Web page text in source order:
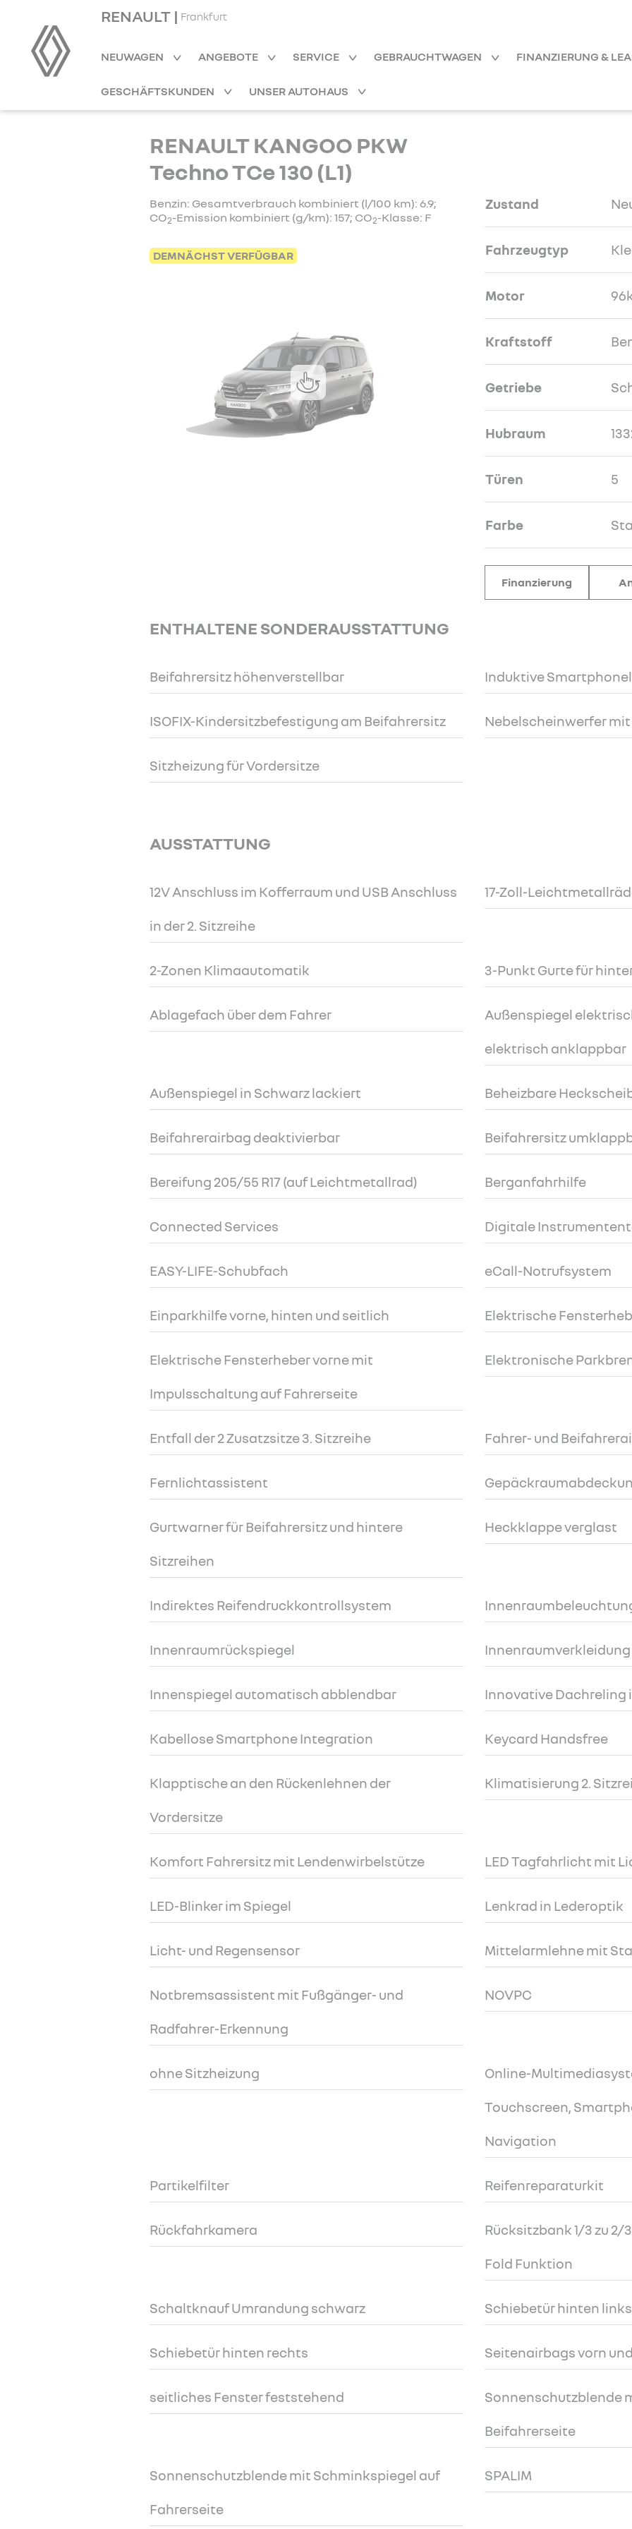
RENAULT | Frankfurt
NEUWAGEN ANGEBOTE SERVICE GEBRAUCHTWAGEN FINANZIERUNG &
GESCHÄFTSKUNDEN UNSER AUTOHAUS
RENAULT KANGOO PKW
Techno TCe 130 (L1)
Benzin: Gesamtverbrauch kombiniert (l/100 km): 6.9;
CO2-Emission kombiniert (g/km): 157; CO2-Klasse: F
DEMNÄCHST VERFÜGBAR
Zustand
Fahrzeugtyp
Motor
Kraftstoff
Getriebe
Hubraum
Türen 5
Farbe
Finanzierung
ENTHALTENE SONDERAUSSTATTUNG
Beifahrersitz höhenverstellbar Induktive
ISOFIX-Kindersitzbefestigung am Beifahrersitz Nebelscheinwerfer
Sitzheizung für Vordersitze
AUSSTATTUNG
12V Anschluss im Kofferraum und USB Anschluss
in der 2. Sitzreihe
17-Zoll-
2-Zonen Klimaautomatik 3-Punkt Gurte für
Ablagefach über dem Fahrer Außenspiegel
elektrisch anklappbar
Außenspiegel in Schwarz lackiert Beheizbare
Beifahrerairbag deaktivierbar Beifahrersitz
Bereifung 205/55 R17 (auf Leichtmetallrad) Berganfahrhilfe
Connected Services Digitale
EASY-LIFE-Schubfach eCall-Notrufsystem
Einparkhilfe vorne, hinten und seitlich Elektrische
Elektrische Fensterheber vorne mit
Impulsschaltung auf Fahrerseite
Elektronische
Entfall der 2 Zusatzsitze 3. Sitzreihe Fahrer- und
Fernlichtassistent
Gurtwarner für Beifahrersitz und hintere
Sitzreihen
Heckklappe verglast
Indirektes Reifendruckkontrollsystem
Innenraumrückspiegel
Innenspiegel automatisch abblendbar Innovative Dachreling
Kabellose Smartphone Integration Keycard Handsfree
Klapptische an den Rückenlehnen der
Vordersitze
Klimatisierung 2.
Komfort Fahrersitz mit Lendenwirbelstütze LED Tagfahrlicht mit
LED-Blinker im Spiegel Lenkrad in Lederoptik
Licht- und Regensensor Mittelarmlehne mit
Notbremsassistent mit Fußgänger- und
Radfahrer-Erkennung
NOVPC
ohne Sitzheizung Online-
Touchscreen,
Navigation
Partikelfilter Reifenreparaturkit
Rückfahrkamera Rücksitzbank 1/3 zu
Fold Funktion
Schaltknauf Umrandung schwarz Schiebetür hinten links
Schiebetür hinten rechts Seitenairbags vorn
seitliches Fenster feststehend Sonnenschutzblende
Beifahrerseite
Sonnenschutzblende mit Schminkspiegel auf
Fahrerseite
SPALIM